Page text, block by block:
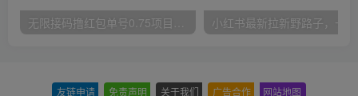
友链申请 免责声明 关于我们 广告合作 网站地图